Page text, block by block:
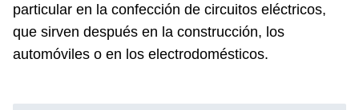
particular en la confección de circuitos eléctricos,
que sirven después en la construcción, los
automóviles o en los electrodomésticos.